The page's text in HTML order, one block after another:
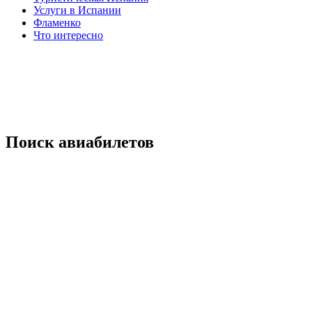
Услуги в Испании
Фламенко
Что интересно
Поиск авиабилетов